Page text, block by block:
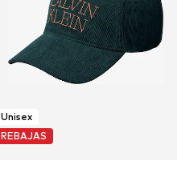
Unisex
REBAJAS